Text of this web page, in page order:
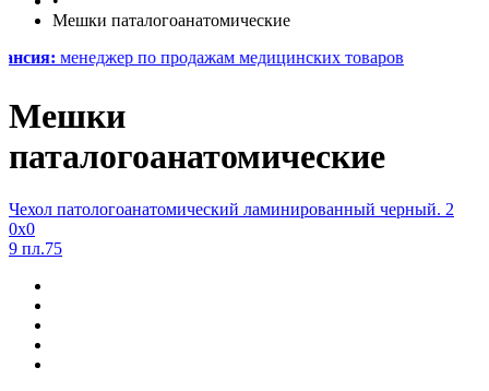
Мешки паталогоанатомические
по продажам медицинских товаров
Мешки
паталогоанатомические
Чехол патологоанатомический ламинированный черный. 2
0х0
9 пл.75